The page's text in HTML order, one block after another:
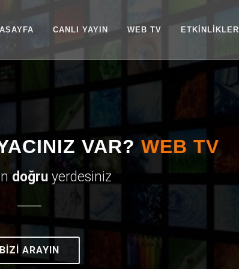
CANLI YAYIN WEB TV ETKİNLİKLER
VAR? WEB TV
doğruyerdesiniz
BİZİ ARAYIN